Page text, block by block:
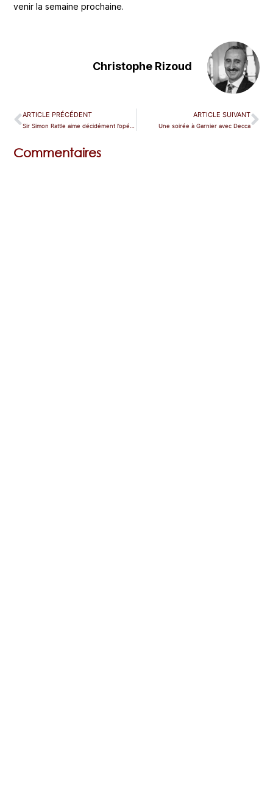
venir la semaine prochaine.
Christophe Rizoud
ARTICLE PRÉCÉDENT
Sir Simon Rattle aime décidément l’opéra participatif
ARTICLE SUIVANT
Une soirée à Garnier avec Decca
Commentaires